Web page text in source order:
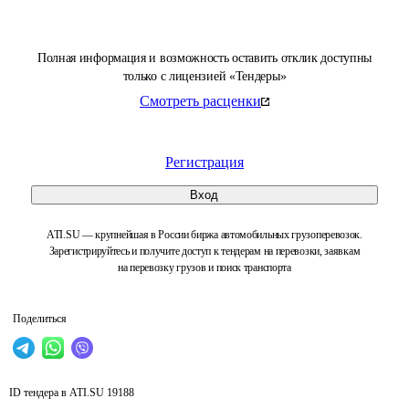
Полная информация и возможность оставить отклик доступны
только с лицензией «Тендеры»
Смотреть расценки
Регистрация
Вход
ATI.SU — крупнейшая в России биржа автомобильных грузоперевозок.
Зарегистрируйтесь и получите доступ к тендерам на перевозки, заявкам
на перевозку грузов и поиск транспорта
Поделиться
ID тендера в ATI.SU 19188